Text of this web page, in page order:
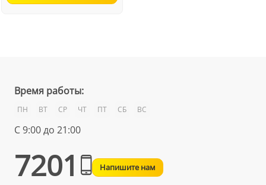
Время работы:
ПН ВТ СР ЧТ ПТ СБ ВС
С 9:00 до 21:00
7201 Напишите нам